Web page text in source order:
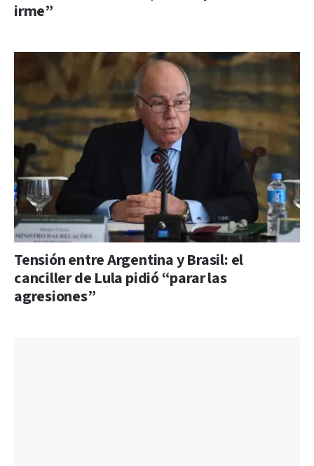
irme”
Tensión entre Argentina y Brasil: el
canciller de Lula pidió “parar las
agresiones”